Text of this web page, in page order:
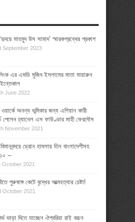
মাহমুদ উস সামাদ’ স্মারকগ্রন্থের প্রকাশ
September 2023
এর এমডি মুজিব ইসলামের মাতা মায়ারুন
June 2022
ওয়ার্কে অনন্য ভূমিকার জন্য এশিয়ান কারী
পেলেন চ্যানেল এস ফাউণ্ডার মাহী ফেরদৌস
November 2021
ড্রোন হামলায় তিন বাংলাদেশীসহ
–
October 2021
পুরুষাঙ্গ কেটে বৃদ্ধের আত্মহত্যার চেষ্টা!
October 2021
ভাড়া দিতে যাচ্ছেন ঐশ্বরিয়া রাই বচ্চন